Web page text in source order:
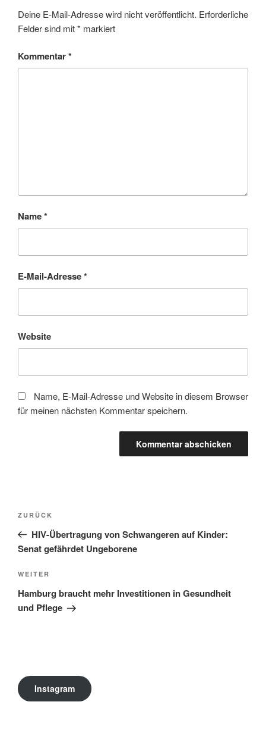
Deine E-Mail-Adresse wird nicht veröffentlicht. Erforderliche
Felder sind mit* markiert
Kommentar*
Name*
E-Mail-Adresse*
Website
Name, E-Mail-Adresse und Website in diesem Browser
für meinen nächsten Kommentar speichern.
Beitragsnavigation
Vorheriger
Beitrag
ZURÜCK
HIV-Übertragung von Schwangeren auf Kinder:
Senat gefährdet Ungeborene
Nächster
Beitrag
WEITER
Hamburg braucht mehr Investitionen in Gesundheit
und Pflege
Instagram